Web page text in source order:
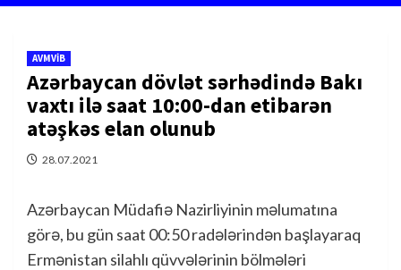
AVMVİB
Azərbaycan dövlət sərhədində Bakı
vaxtı ilə saat 10:00-dan etibarən
atəşkəs elan olunub
28.07.2021
Azərbaycan Müdafiə Nazirliyinin məlumatına
görə, bu gün saat 00:50 radələrindən başlayaraq
Ermənistan silahlı qüvvələrinin bölmələri